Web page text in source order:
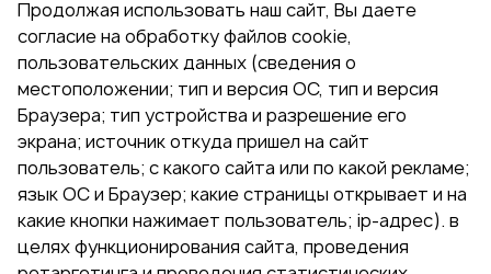
Продолжая использовать наш сайт, Вы даете
согласие на обработку файлов cookie,
пользовательских данных (сведения о
местоположении; тип и версия ОС, тип и версия
Браузера; тип устройства и разрешение его
экрана; источник откуда пришел на сайт
пользователь; с какого сайта или по какой рекламе;
язык ОС и Браузер; какие страницы открывает и на
какие кнопки нажимает пользователь; ip-адрес). в
целях функционирования сайта, проведения